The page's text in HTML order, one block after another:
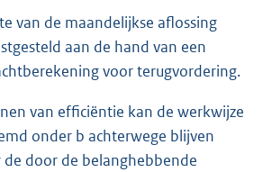
van de maandelijkse aflossing
aan de hand van een
voor terugvordering.
van efficiëntie kan de werkwijze
onder b achterwege blijven
door de belanghebbende